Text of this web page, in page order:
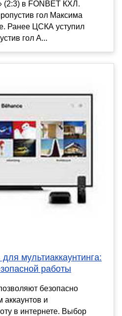
(2:3) в FONBET КХЛ.
гол Максима
Ранее ЦСКА уступил
гол А...
мультиаккаунтинга:
работы
безопасно
аккаунтов и
в интернете. Выбор